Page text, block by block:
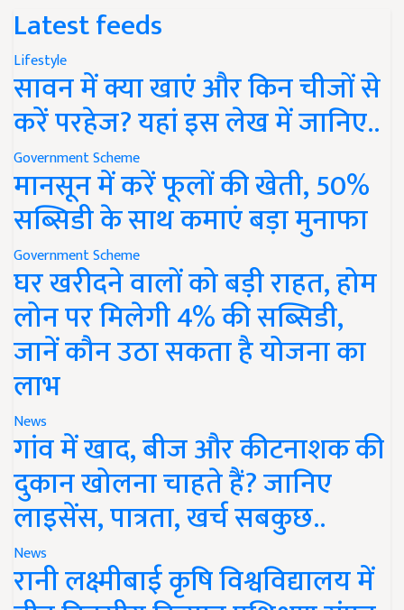
Latest feeds
Lifestyle
सावन में क्या खाएं और किन चीजों से
करें परहेज? यहां इस लेख में जानिए..
Government Scheme
मानसून में करें फूलों की खेती, 50%
सब्सिडी के साथ कमाएं बड़ा मुनाफा
Government Scheme
घर खरीदने वालों को बड़ी राहत, होम
लोन पर मिलेगी 4% की सब्सिडी,
जानें कौन उठा सकता है योजना का
लाभ
News
गांव में खाद, बीज और कीटनाशक की
दुकान खोलना चाहते हैं? जानिए
लाइसेंस, पात्रता, खर्च सबकुछ..
News
रानी लक्ष्मीबाई कृषि विश्वविद्यालय में